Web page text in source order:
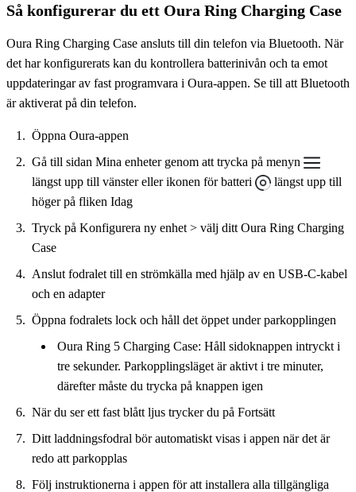
Så konfigurerar du ett Oura Ring Charging Case
Oura Ring Charging Case ansluts till din telefon via Bluetooth. När
det har konfigurerats kan du kontrollera batterinivån och ta emot
uppdateringar av fast programvara i Oura-appen. Se till att Bluetooth
är aktiverat på din telefon.
Öppna Oura-appen
Gå till sidan Mina enheter genom att trycka på menyn
längst upp till vänster eller ikonen för batteri
längst upp till
höger på fliken Idag
Tryck på Konfigurera ny enhet > välj ditt Oura Ring Charging
Case
Anslut fodralet till en strömkälla med hjälp av en USB-C-kabel
och en adapter
Öppna fodralets lock och håll det öppet under parkopplingen
Oura Ring 5 Charging Case: Håll sidoknappen intryckt i
tre sekunder. Parkopplingsläget är aktivt i tre minuter,
därefter måste du trycka på knappen igen
När du ser ett fast blått ljus trycker du på Fortsätt
Ditt laddningsfodral bör automatiskt visas i appen när det är
redo att parkopplas
Följ instruktionerna i appen för att installera alla tillgängliga